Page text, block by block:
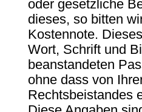
oder gesetzliche
dieses, so bitten
Kostennote.
Wort, Schrift und
beanstandeten
ohne dass von
Rechtsbeistandes